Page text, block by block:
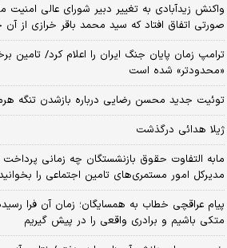
واکنش زیدآبادی به تغییر دبیر شورای عالی
صورتی اتفاق افتاد که سید محمد باقر خرازی از آن
ترامپ زمان پایان جنگ ایران را اعلام کرد/ تامین
«محدودتر» شده است
توئیت جدید محسن رضایی درباره بازشدن تنگه
ژیلا هدائی درگذشت
مابه التفاوت حقوق بازنشستگان چه زمانی
مدیرکل امور مستمری‌های تامین اجتماعی را
پیام عراقچی خطاب به همسایگان؛ زمان آن فرا
متکی باشیم و برادری واقعی را در پیش گیریم